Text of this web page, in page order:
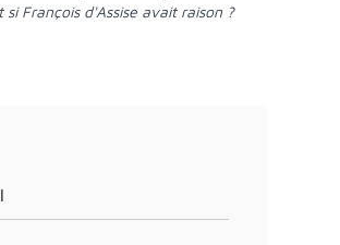
si François d'Assise avait raison ?